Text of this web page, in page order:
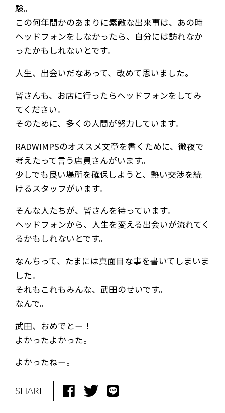
NEWS
MEDIA
験。
この何年間かのあまりに素敵な出来事は、あの時
ヘッドフォンをしなかったら、自分には訪れなか
ったかもしれないとです。
人生、出会いだなあって、改めて思いました。
皆さんも、お店に行ったらヘッドフォンをしてみ
てください。
そのために、多くの人間が努力しています。
RADWIMPSのオススメ文章を書くために、徹夜で
考えたって言う店員さんがいます。
少しでも良い場所を確保しようと、熱い交渉を続
けるスタッフがいます。
そんな人たちが、皆さんを待っています。
ヘッドフォンから、人生を変える出会いが流れてく
るかもしれないとです。
なんちって、たまには真面目な事を書いてしまいま
した。
それもこれもみんな、武田のせいです。
なんで。
武田、おめでとー！
よかったよかった。
よかったねー。
SHARE